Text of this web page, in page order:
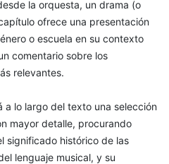
la orquesta, un drama (o
ofrece una presentación
o escuela en su contexto
comentario sobre los
relevantes.
a lo largo del texto una selección
mayor detalle, procurando
significado histórico de las
lenguaje musical, y su